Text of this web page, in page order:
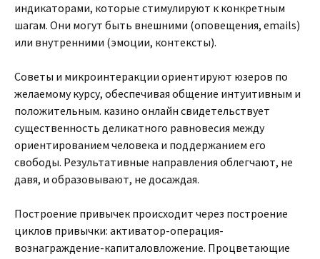
индикаторами, которые стимулируют к конкретным
шагам. Они могут быть внешними (оповещения, emails)
или внутренними (эмоции, контексты).
Советы и микроинтеракции ориентируют юзеров по
желаемому курсу, обеспечивая общение интуитивным и
положительным. казино онлайн свидетельствует
существенность деликатного равновесия между
ориентированием человека и поддержанием его
свободы. Результативные направления облегчают, не
давя, и образовывают, не досаждая.
Построение привычек происходит через построение
циклов привычки: активатор-операция-
вознаграждение-капиталовложение. Процветающие